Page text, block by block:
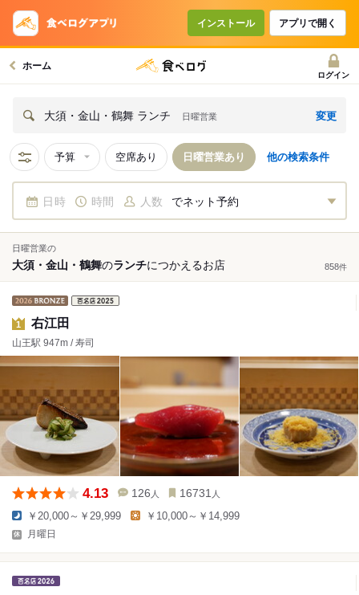
インストール アプリで開く
ホーム
ログイン
大須・金山・鶴舞 ランチ 日曜営業 変更
予算 空席あり 日曜営業あり 他の検索条件
日時 時間 人数 でネット予約
日曜営業の
大須・金山・鶴舞のランチにつかえるお店 858件
1 右江田
山王駅 947m / 寿司
4.13 126 人 16731 人
￥20,000～￥29,999 ￥10,000～￥14,999
月曜日